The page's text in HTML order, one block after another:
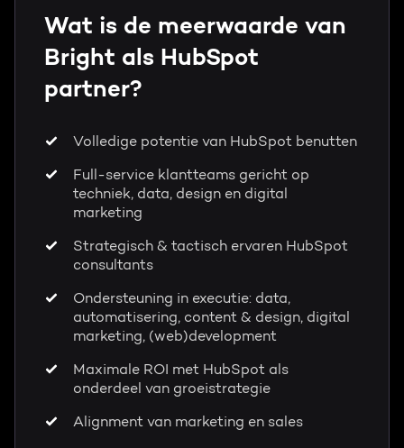
Wat is de meerwaarde van
Bright als HubSpot
partner?
Volledige potentie van HubSpot benutten
Full-service klantteams gericht op
techniek, data, design en digital
marketing
Strategisch & tactisch ervaren HubSpot
consultants
Ondersteuning in executie: data,
automatisering, content & design, digital
marketing, (web)development
Maximale ROI met HubSpot als
onderdeel van groeistrategie
Alignment van marketing en sales